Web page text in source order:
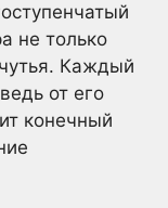
не только
Каждый
от его
конечный